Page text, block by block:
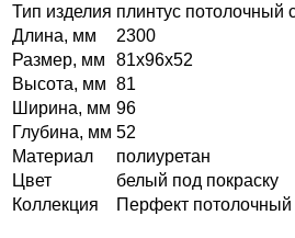
Тип изделия плинтус потолочный
Длина, мм
2300
Размер, мм
81х96х52
Высота, мм 81
Ширина, мм 96
Глубина, мм 52
Материал
полиуретан
Цвет
белый под покраску
Коллекция
Перфект потолочный